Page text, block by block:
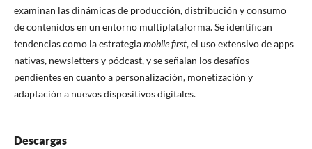
examinan las dinámicas de producción, distribución y consumo
de contenidos en un entorno multiplataforma. Se identifican
tendencias como la estrategiamobile first, el uso extensivo de apps
nativas, newsletters y pódcast, y se señalan los desafíos
pendientes en cuanto a personalización, monetización y
adaptación a nuevos dispositivos digitales.
Descargas